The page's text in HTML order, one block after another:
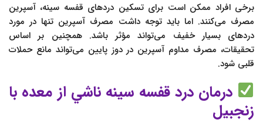
برخی افراد ممکن است برای تسکین دردهای قفسه سینه، آسپرین
مصرف می‌کنند. اما باید توجه داشت مصرف آسپرین تنها در مورد
دردهای بسیار خفیف می‌تواند مؤثر باشد. همچنین بر اساس
تحقیقات، مصرف مداوم آسپرین در دوز پایین می‌تواند مانع حملات
قلبی شود.
درمان درد قفسه سينه ناشي از معده با
زنجبیل